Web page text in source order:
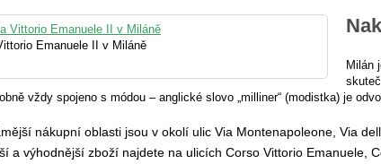
Emanuele II v Miláně
Milán
vždy spojeno s módou – anglické slovo „milliner“ (modistka) je
nákupní oblasti jsou v okolí ulic Via Montenapoleone, Via
a výhodnější zboží najdete na ulicích Corso Vittorio Emanuele,